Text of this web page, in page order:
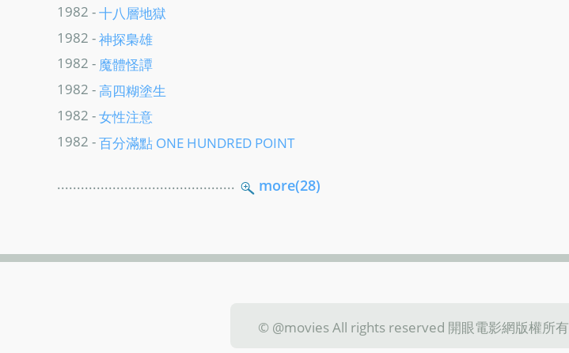
1982 -十八層地獄
1982 -神探梟雄
1982 - 魔體怪譚
1982 -高四糊塗生
1982 -女性注意
1982 -百分滿點 ONE HUNDRED POINT
............................................. more(28)
© @movies All rights reserved 開眼電影網版權所有